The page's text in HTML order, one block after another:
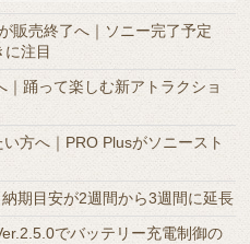
販売終了へ｜ソニー完了予定
に注目
踊って楽しむ新アトラクショ
方へ｜PRO Plusがソニースト
期目安が2週間から3週間に延長
でバッテリー充電制御の